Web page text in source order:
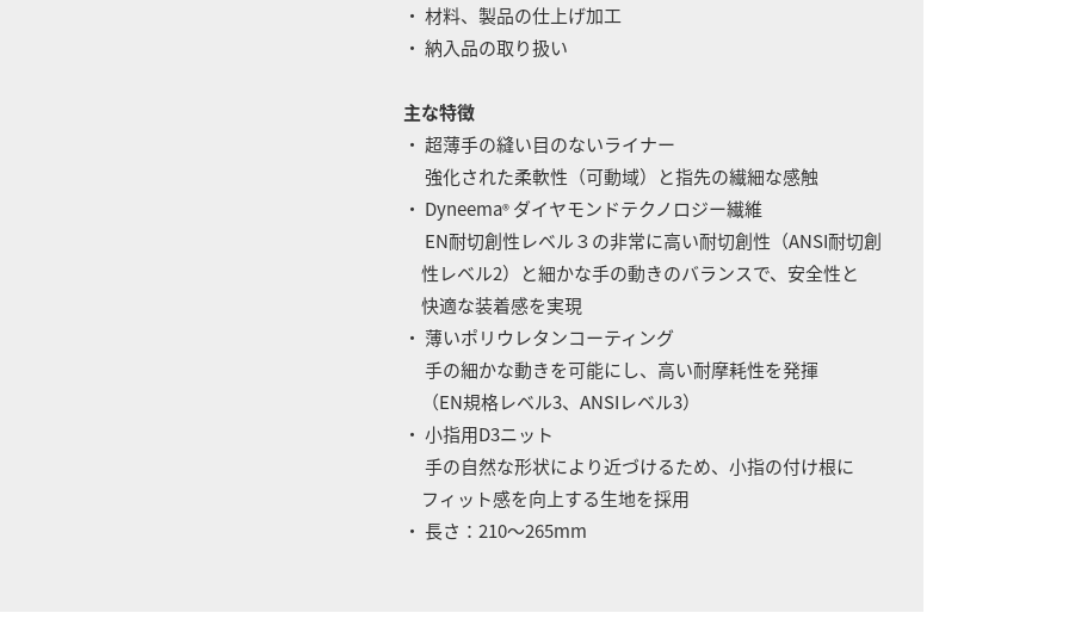
・ 材料、製品の仕上げ加工
・ 納入品の取り扱い
主な特徴
・ 超薄手の縫い目のないライナー
強化された柔軟性（可動域）と指先の繊細な感触
・ Dyneema® ダイヤモンドテクノロジー繊維
EN耐切創性レベル３の非常に高い耐切創性（ANSI耐切創
性レベル2）と細かな手の動きのバランスで、安全性と
快適な装着感を実現
・ 薄いポリウレタンコーティング
手の細かな動きを可能にし、高い耐摩耗性を発揮
（EN規格レベル3、ANSIレベル3）
・ 小指用D3ニット
手の自然な形状により近づけるため、小指の付け根に
フィット感を向上する生地を採用
・ 長さ：210～265mm